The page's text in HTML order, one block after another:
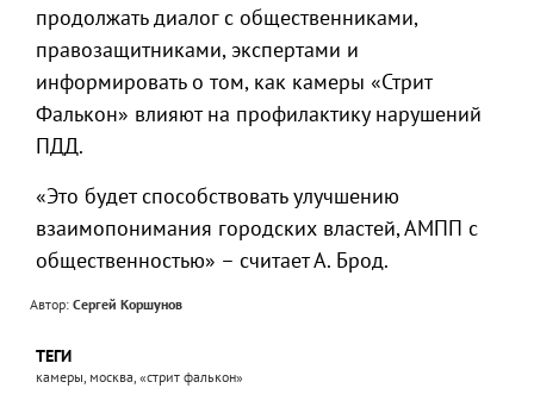
продолжать диалог с общественниками,
правозащитниками, экспертами и
информировать о том, как камеры «Стрит
Фалькон» влияют на профилактику нарушений
ПДД.
«Это будет способствовать улучшению
взаимопонимания городских властей, АМПП с
общественностью» – считает А. Брод.
Автор: Сергей Коршунов
ТЕГИ
камеры, москва, «стрит фалькон»